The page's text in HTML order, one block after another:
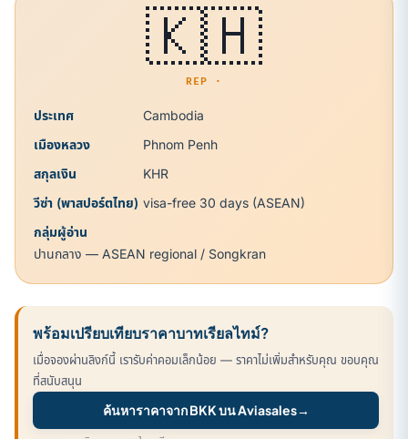
🇰🇭
REP ·
ประเทศ
Cambodia
เมืองหลวง
Phnom Penh
สกุลเงิน
KHR
วีซ่า (พาสปอร์ตไทย) visa-free 30 days (ASEAN)
กลุ่มผู้อ่าน
ปานกลาง — ASEAN regional / Songkran
พร้อมเปรียบเทียบราคาบาทเรียลไทม์?
เมื่อจองผ่านลิงก์นี้ เรารับค่าคอมเล็กน้อย — ราคาไม่เพิ่มสำหรับคุณ ขอบคุณ
ที่สนับสนุน
ค้นหาราคาจาก BKK บน Aviasales→